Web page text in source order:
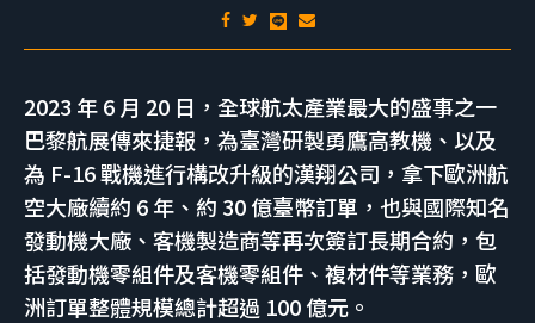
2023 年 6 月 20 日，全球航太產業最大的盛事之一
巴黎航展傳來捷報，為臺灣研製勇鷹高教機、以及
為 F-16 戰機進行構改升級的漢翔公司，拿下歐洲航
空大廠續約 6 年、約 30 億臺幣訂單，也與國際知名
發動機大廠、客機製造商等再次簽訂長期合約，包
括發動機零組件及客機零組件、複材件等業務，歐
洲訂單整體規模總計超過 100 億元。